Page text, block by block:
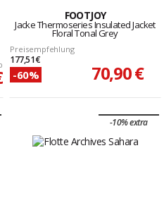
FOOTJOY
Jacke Thermoseries Insulated Jacket
Floral Tonal Grey
Preisempfehlung
177,51 €
-60% 70,90 €
-10% extra